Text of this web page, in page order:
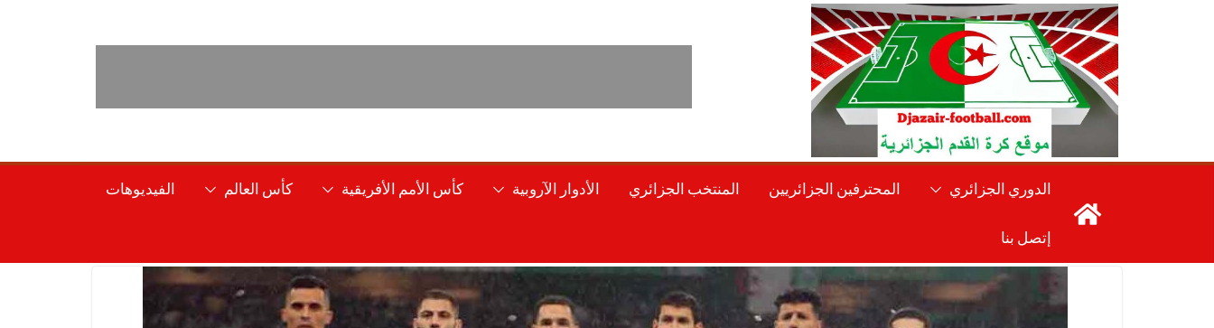
الدوري الجزائري المحترفين الجزائريين المنتخب الجزائري الأدوار الآروبية كأس الأمم الأفريقية كأس العالم الفيديوهات
إتصل بنا